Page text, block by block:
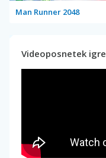
Man Runner 2048
Videoposnetek igre